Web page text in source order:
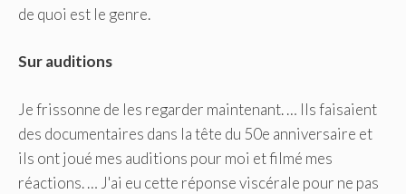
de quoi est le genre.
Surauditions
Je frissonne de les regarder maintenant. … Ils faisaient
des documentaires dans la tête du 50e anniversaire et
ils ont joué mes auditions pour moi et filmé mes
réactions. … J'ai eu cette réponse viscérale pour ne pas